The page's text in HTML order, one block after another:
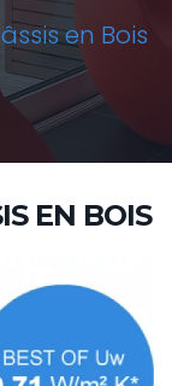
en Bois
EN BOIS